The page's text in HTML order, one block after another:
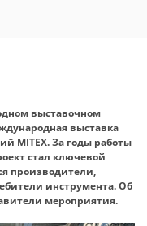
выставочном
выставка
MITEX. За годы работы
стал ключевой
производители,
инструмента. Об
мероприятия.